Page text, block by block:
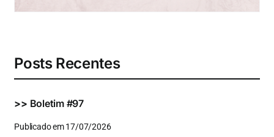
Posts Recentes
>> Boletim #97
Publicado em 17/07/2026